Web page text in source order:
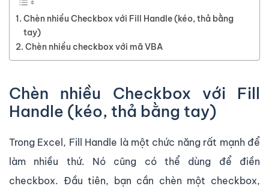
Chèn nhiều Checkbox với Fill Handle (kéo, thả bằng
tay)
Chèn nhiều checkbox với mã VBA
Chèn nhiều Checkbox với Fill
Handle (kéo, thả bằng tay)
Trong Excel, Fill Handle là một chức năng rất mạnh để
làm nhiều thứ. Nó cũng có thể dùng để điền
checkbox. Đầu tiên, bạn cần chèn một checkbox,